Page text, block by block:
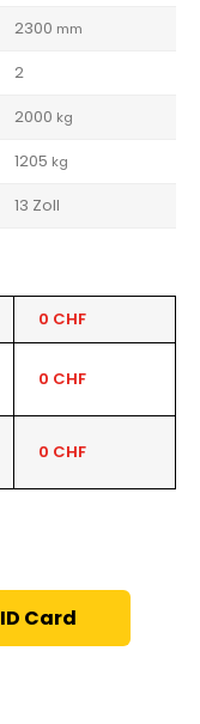
2300 mm
2
2000 kg
1205 kg
13 Zoll
0 CHF
0 CHF
0 CHF
ID Card